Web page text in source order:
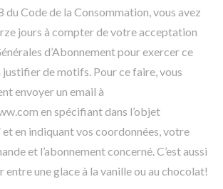
du Code de la Consommation, vous avez
jours à compter de votre acceptation
d’Abonnement pour exercer ce
de motifs. Pour ce faire, vous
envoyer un email à
en spécifiant dans l’objet
en indiquant vos coordonnées, votre
et l’abonnement concerné. C’est aussi
entre une glace à la vanille ou au chocolat!